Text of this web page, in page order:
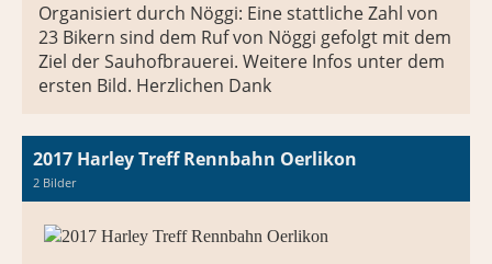
Organisiert durch Nöggi: Eine stattliche Zahl von
23 Bikern sind dem Ruf von Nöggi gefolgt mit dem
Ziel der Sauhofbrauerei. Weitere Infos unter dem
ersten Bild. Herzlichen Dank
2017 Harley Treff Rennbahn Oerlikon
2 Bilder